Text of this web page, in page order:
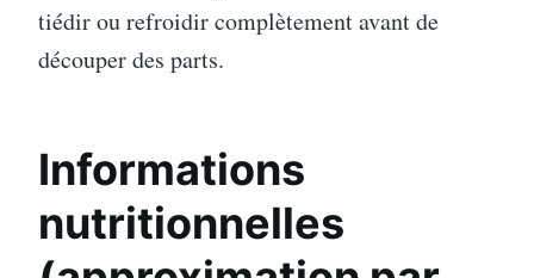
tiédir ou refroidir complètement avant de
découper des parts.
Informations
nutritionnelles